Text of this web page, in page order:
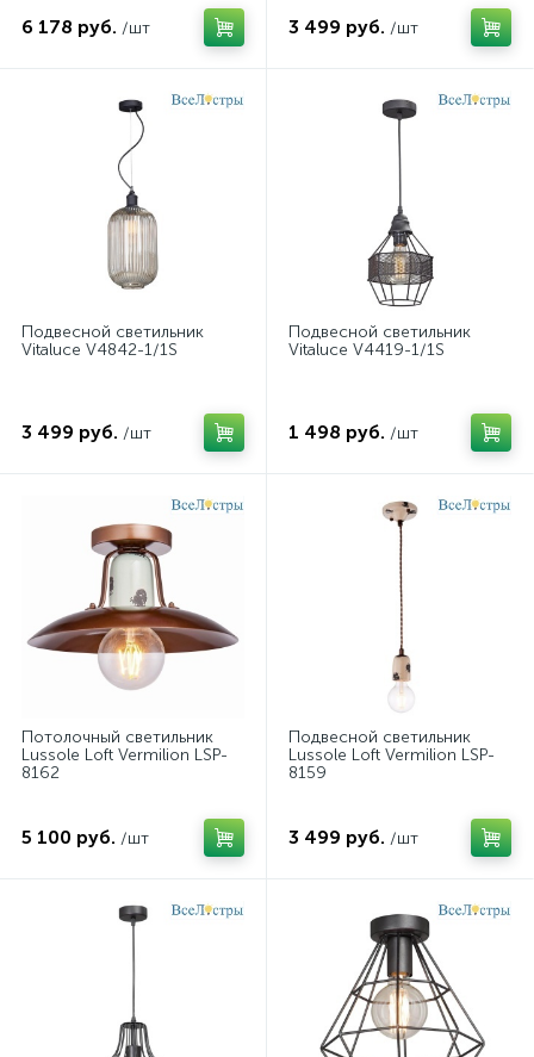
6 178 руб. /шт 3 499 руб. /шт
Подвесной светильник
Vitaluce V4842-1/1S
3 499 руб. /шт
Подвесной светильник
Vitaluce V4419-1/1S
1 498 руб. /шт
Потолочный светильник
Lussole Loft Vermilion LSP-
8162
5 100 руб. /шт
Подвесной светильник
Lussole Loft Vermilion LSP-
8159
3 499 руб. /шт